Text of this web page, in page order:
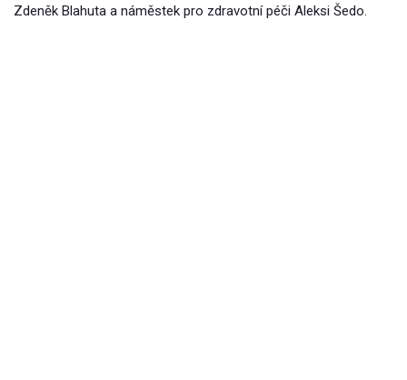
Zdeněk Blahuta a náměstek pro zdravotní péči Aleksi Šedo.